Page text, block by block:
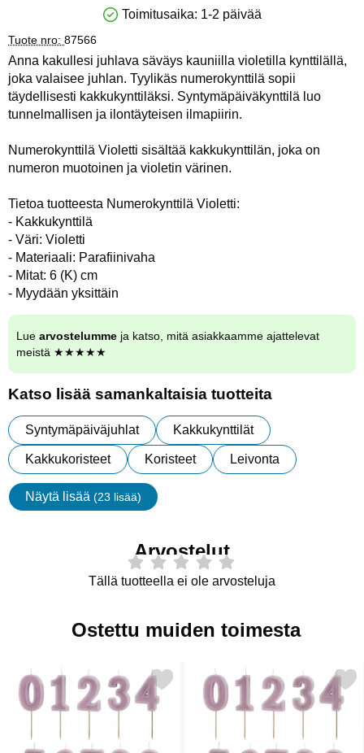
Saatavuus: Varastossa
Toimitusaika: 1-2 päivää
Tuote nro: 87566
Anna kakullesi juhlava säväys kauniilla violetilla kynttilällä,
joka valaisee juhlan. Tyylikäs numerokynttilä sopii
täydellisesti kakkukynttiläksi. Syntymäpäiväkynttilä luo
tunnelmallisen ja ilontäyteisen ilmapiirin.
Numerokynttilä Violetti sisältää kakkukynttilän, joka on
numeron muotoinen ja violetin värinen.
Tietoa tuotteesta Numerokynttilä Violetti:
- Kakkukynttilä
- Väri: Violetti
- Materiaali: Parafiinivaha
- Mitat: 6 (K) cm
- Myydään yksittäin
Lue arvostelumme ja katso, mitä asiakkaamme ajattelevat
meistä ★★★★★
Katso lisää samankaltaisia tuotteita
Syntymäpäiväjuhlat Kakkukynttilät
Kakkukoristeet Koristeet Leivonta
Näytä lisää (23 lisää)
ominaisuudet
Arvostelut
Tällä tuotteella ei ole arvosteluja
Ostettu muiden toimesta
Merkitse numerokynttilä Violetti 1 suosikiksiMerkitse numerokynttilä